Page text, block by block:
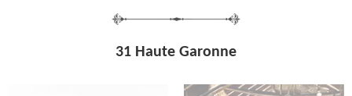
31 Haute Garonne